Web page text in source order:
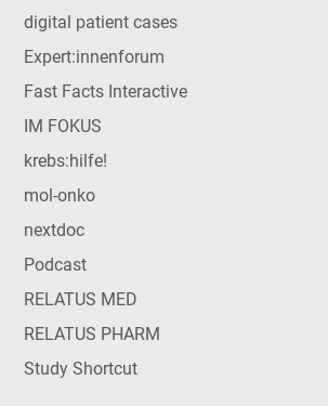
digital patient cases
Expert:innenforum
Fast Facts Interactive
IM FOKUS
krebs:hilfe!
mol-onko
nextdoc
Podcast
RELATUS MED
RELATUS PHARM
Study Shortcut